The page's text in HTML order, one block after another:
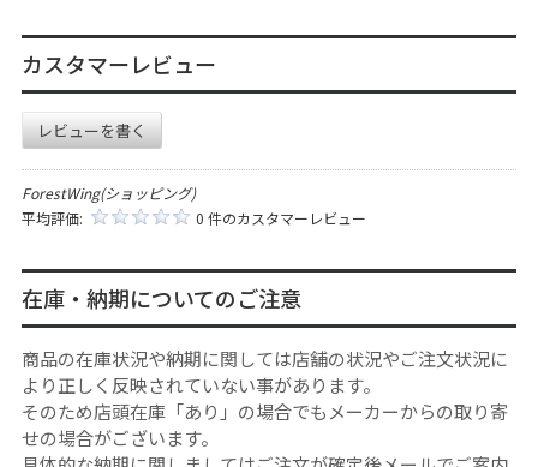
カスタマーレビュー
レビューを書く
ForestWing(ショッピング)
平均評価:
0 件のカスタマーレビュー
在庫・納期についてのご注意
商品の在庫状況や納期に関しては店舗の状況やご注文状況に
より正しく反映されていない事があります。
そのため店頭在庫「あり」の場合でもメーカーからの取り寄
せの場合がございます。